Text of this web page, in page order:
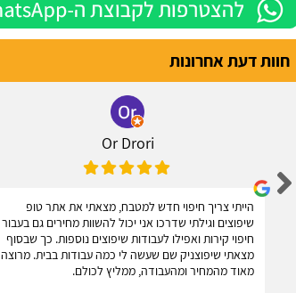
חוות דעת אחרונות
Or Drori
הייתי צריך חיפוי חדש למטבח, מצאתי את אתר טופ
שיפוצים וגילתי שדרכו אני יכול להשוות מחירים גם בעבור
חיפוי קירות ואפילו לעבודות שיפוצים נוספות. כך שבסוף
מצאתי שיפוצניק שם שעשה לי כמה עבודות בבית. מרוצה
מאוד מהמחיר ומהעבודה, ממליץ לכולם.